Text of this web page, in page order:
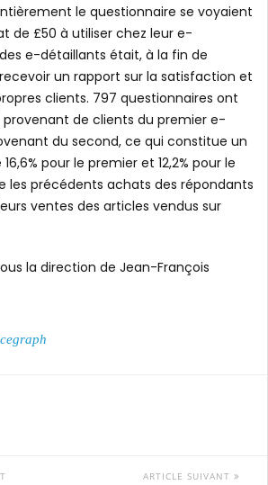
le questionnaire se voyaient
de £50 à utiliser chez leur e-
e-détaillants était, à la fin de
un rapport sur la satisfaction et
clients. 797 questionnaires ont
provenant de clients du premier e-
du second, ce qui constitue un
pour le premier et 12,2% pour le
les précédents achats des répondants
ventes des articles vendus sur
la direction de Jean-François
ARTICLE SUIVANT